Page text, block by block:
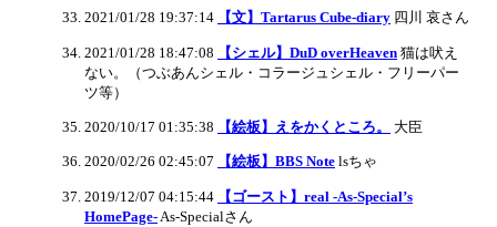
2021/01/28 19:37:14 【文】Tartarus Cube-diary 四川 哀さん
2021/01/28 18:47:08 【シェル】DuD overHeaven 猫は吠え
ない。（つぶあんシェル・コラージュシェル・フリーパー
ツ等）
2020/10/17 01:35:38 【絵板】えをかくところ。 大臣
2020/02/26 02:45:07 【絵板】BBS Note lsちゃ
2019/12/07 04:15:44
【ゴースト】real -As-Special’s
HomePage- As-Specialさん